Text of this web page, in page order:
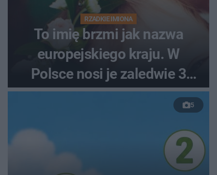
RZADKIE IMIONA
To imię brzmi jak nazwa
europejskiego kraju. W
Polsce nosi je zaledwie 3
kobiety
5